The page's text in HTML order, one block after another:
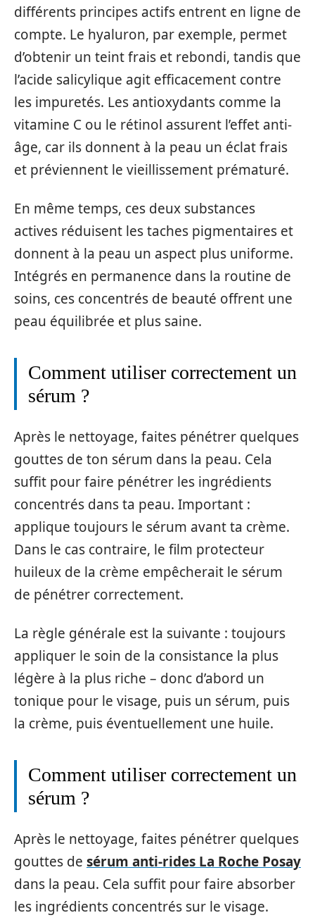
différents principes actifs entrent en ligne de
compte. Le hyaluron, par exemple, permet
d’obtenir un teint frais et rebondi, tandis que
l’acide salicylique agit efficacement contre
les impuretés. Les antioxydants comme la
vitamine C ou le rétinol assurent l’effet anti-
âge, car ils donnent à la peau un éclat frais
et préviennent le vieillissement prématuré.
En même temps, ces deux substances
actives réduisent les taches pigmentaires et
donnent à la peau un aspect plus uniforme.
Intégrés en permanence dans la routine de
soins, ces concentrés de beauté offrent une
peau équilibrée et plus saine.
Comment utiliser correctement un
sérum ?
Après le nettoyage, faites pénétrer quelques
gouttes de ton sérum dans la peau. Cela
suffit pour faire pénétrer les ingrédients
concentrés dans ta peau. Important :
applique toujours le sérum avant ta crème.
Dans le cas contraire, le film protecteur
huileux de la crème empêcherait le sérum
de pénétrer correctement.
La règle générale est la suivante : toujours
appliquer le soin de la consistance la plus
légère à la plus riche – donc d’abord un
tonique pour le visage, puis un sérum, puis
la crème, puis éventuellement une huile.
Comment utiliser correctement un
sérum ?
Après le nettoyage, faites pénétrer quelques
gouttes de sérum anti-rides La Roche Posay
dans la peau. Cela suffit pour faire absorber
les ingrédients concentrés sur le visage.